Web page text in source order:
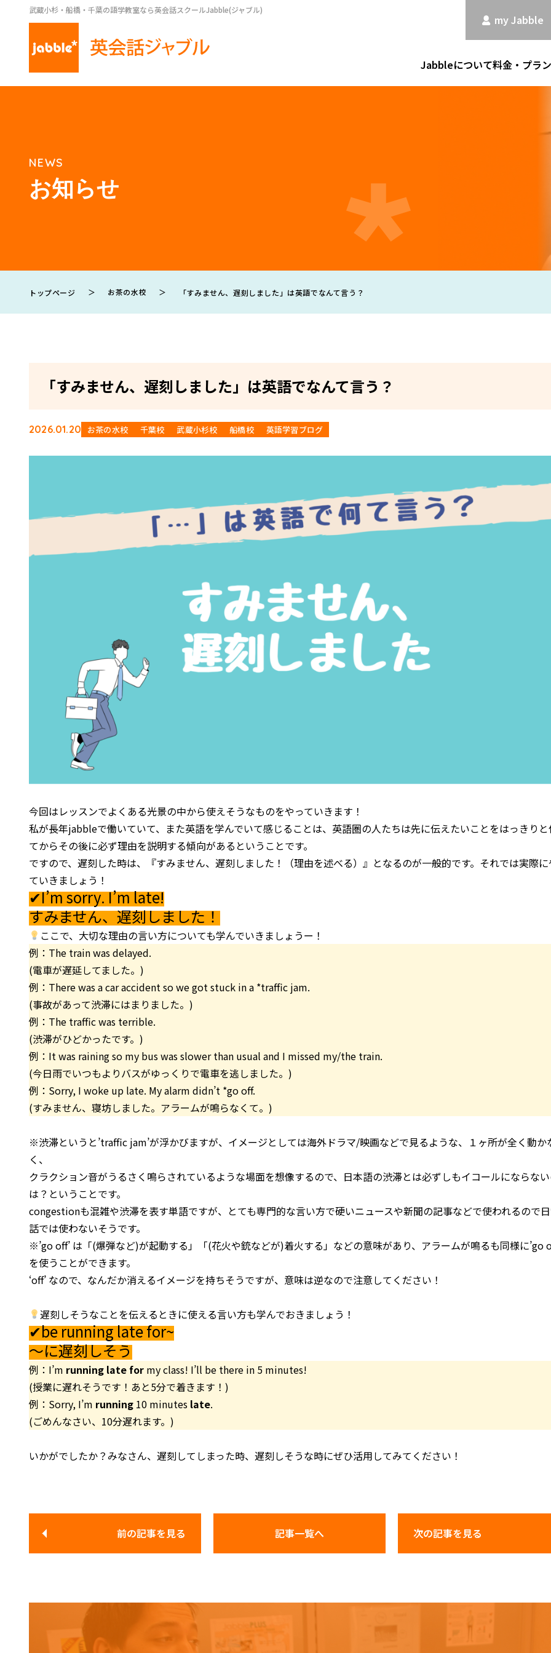
武蔵小杉・船橋・千葉の語学教室なら英会話スクールJabble(ジャブル)
my Jabble
Jabbleについて料金・プラン
NEWS
お知らせ
トップページ ＞ お茶の水校 ＞ 「すみません、遅刻しました」は英語でなんて言う？
「すみません、遅刻しました」は英語でなんて言う？
2026.01.20 お茶の水校 千葉校 武蔵小杉校 船橋校 英語学習ブログ
今回はレッスンでよくある光景の中から使えそうなものをやっていきます！
私が長年jabbleで働いていて、また英語を学んでいて感じることは、英語圏の人たちは先に伝えたいことをはっきりと
てからその後に必ず理由を説明する傾向があるということです。
ですので、遅刻した時は、『すみません、遅刻しました！（理由を述べる）』となるのが一般的です。それでは実際に
ていきましょう！
✔I’m sorry. I’m late!
すみません、遅刻しました！
ここで、大切な理由の言い方についても学んでいきましょうー！
例：The train was delayed.
(電車が遅延してました。)
例：There was a car accident so we got stuck in a *traffic jam.
(事故があって渋滞にはまりました。)
例：The traffic was terrible.
(渋滞がひどかったです。)
例：It was raining so my bus was slower than usual and I missed my/the train.
(今日雨でいつもよりバスがゆっくりで電車を逃しました。)
例：Sorry, I woke up late. My alarm didn’t *go off.
(すみません、寝坊しました。アラームが鳴らなくて。)
※渋滞というと’traffic jam’が浮かびますが、イメージとしては海外ドラマ/映画などで見るような、１ヶ所が全く動か
く、
クラクション音がうるさく鳴らされているような場面を想像するので、日本語の渋滞とは必ずしもイコールにならな
は？ということです。
congestionも混雑や渋滞を表す単語ですが、とても専門的な言い方で硬いニュースや新聞の記事などで使われるので
話では使わないそうです。
※’go off’ は「(爆弾など)が起動する」「(花火や銃などが)着火する」などの意味があり、アラームが鳴るも同様に’go
を使うことができます。
‘off’ なので、なんだか消えるイメージを持ちそうですが、意味は逆なので注意してください！
遅刻しそうなことを伝えるときに使える言い方も学んでおきましょう！
✔be running late for~
～に遅刻しそう
例：I’m running late for my class! I’ll be there in 5 minutes!
(授業に遅れそうです！あと5分で着きます！)
例：Sorry, I’m running 10 minutes late.
(ごめんなさい、10分遅れます。)
いかがでしたか？みなさん、遅刻してしまった時、遅刻しそうな時にぜひ活用してみてください！
前の記事を見る 記事一覧へ 次の記事を見る